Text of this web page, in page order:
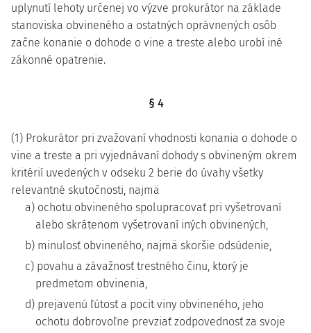
uplynutí lehoty určenej vo výzve prokurátor na základe
stanoviska obvineného a ostatných oprávnených osôb
začne konanie o dohode o vine a treste alebo urobí iné
zákonné opatrenie.
§ 4
(1) Prokurátor pri zvažovaní vhodnosti konania o dohode o
vine a treste a pri vyjednávaní dohody s obvineným okrem
kritérií uvedených v odseku 2 berie do úvahy všetky
relevantné skutočnosti, najmä
a) ochotu obvineného spolupracovať pri vyšetrovaní
alebo skrátenom vyšetrovaní iných obvinených,
b) minulosť obvineného, najmä skoršie odsúdenie,
c) povahu a závažnosť trestného činu, ktorý je
predmetom obvinenia,
d) prejavenú ľútosť a pocit viny obvineného, jeho
ochotu dobrovoľne prevziať zodpovednosť za svoje